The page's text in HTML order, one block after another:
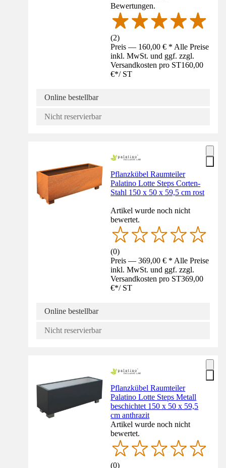
Bewertungen.
(2)
Preis — 160,00 € * Alle Preise
inkl. MwSt. und ggf. zzgl.
Versandkosten pro ST160,00
€*/ ST
Online bestellbar
Nicht reservierbar
Pflanzkübel Raumteiler
Palatino Lotte Steps Corten-
Stahl 150 x 50 x 59,5 cm rost
Artikel wurde noch nicht
bewertet.
(0)
Preis — 369,00 € * Alle Preise
inkl. MwSt. und ggf. zzgl.
Versandkosten pro ST369,00
€*/ ST
Online bestellbar
Nicht reservierbar
Pflanzkübel Raumteiler
Palatino Lotte Steps Metall
beschichtet 150 x 50 x 59,5
cm anthrazit
Artikel wurde noch nicht
bewertet.
(0)